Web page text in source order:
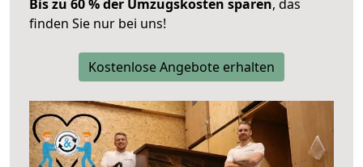
Bis zu 60 % der Umzugskosten sparen, das
finden Sie nur bei uns!
Kostenlose Angebote erhalten